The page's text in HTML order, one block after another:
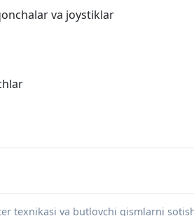
va joystiklar
texnikasi va butlovchi qismlarni